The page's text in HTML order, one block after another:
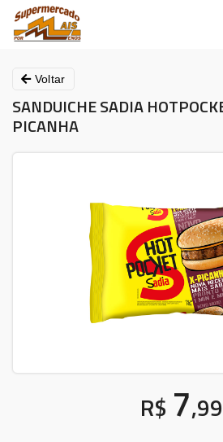
Voltar
SANDUICHE SADIA
PICANHA
R$ 7,99